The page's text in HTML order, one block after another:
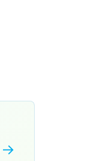
→